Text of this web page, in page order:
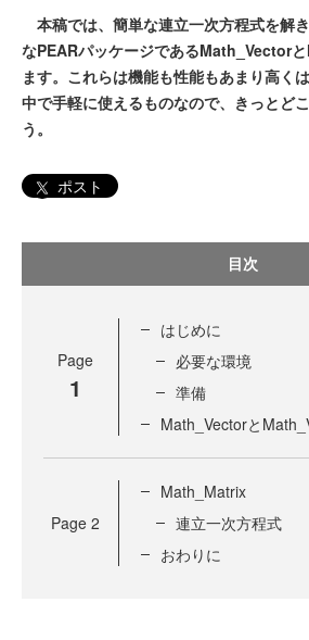
本稿では、簡単な連立一次方程式を解
なPEARパッケージであるMath_Vector
ます。これらは機能も性能もあまり高く
中で手軽に使えるものなので、きっとど
う。
ポスト
目次
Page
1
はじめに
必要な環境
準備
Math_Vectorと
Page 2
Math_Matrix
連立一次方程式
おわりに